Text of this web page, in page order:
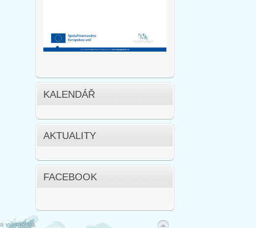
KALENDÁŘ
AKTUALITY
FACEBOOK
vyhrazena.